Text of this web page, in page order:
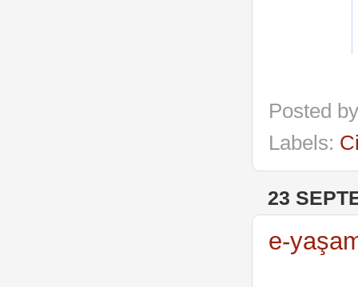
Posted
Labels:
23
e-